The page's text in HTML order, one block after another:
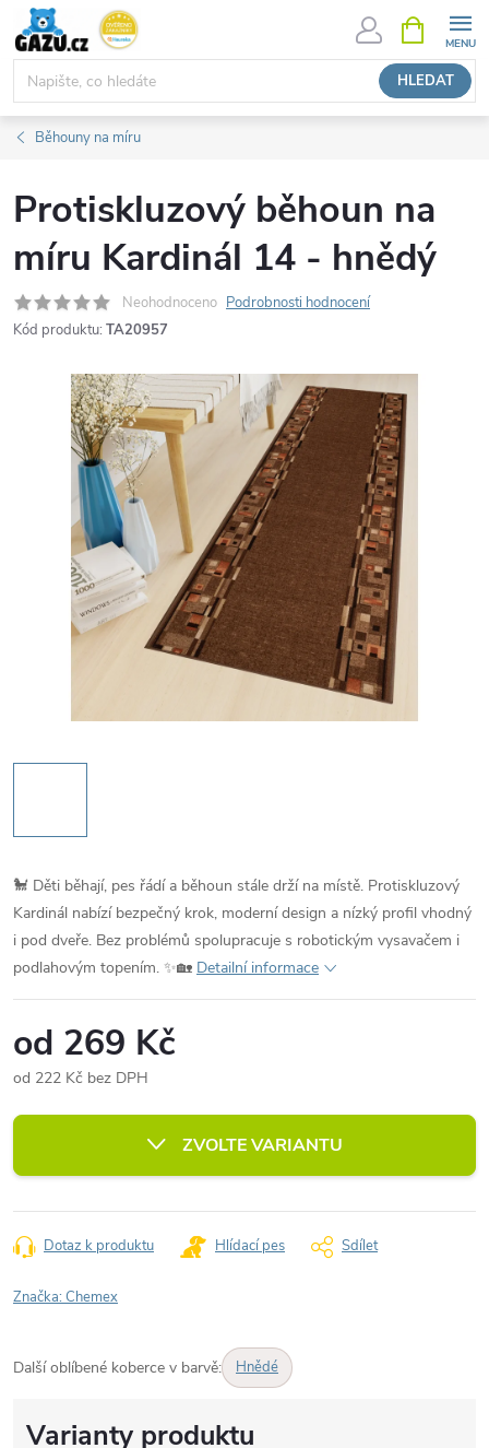
Přejít
obsah
HLEDAT
NÁKUPNÍ
KOŠÍK
Běhouny na míru
Protiskluzový běhoun na
míru Kardinál 14 - hnědý
Neohodnoceno Podrobnosti hodnocení
Kód produktu: TA20957
🐩 Děti běhají, pes řádí a běhoun stále drží na místě. Protiskluzový
Kardinál nabízí bezpečný krok, moderní design a nízký profil vhodný
i pod dveře. Bez problémů spolupracuje s robotickým vysavačem i
podlahovým topením. ✨🏡 Detailní informace
od 269 Kč
od 222 Kč bez DPH
cena:
ZVOLTE VARIANTU
Dotaz k produktu Hlídací pes Sdílet
Značka:Chemex
Další oblíbené koberce v barvě: Hnědé